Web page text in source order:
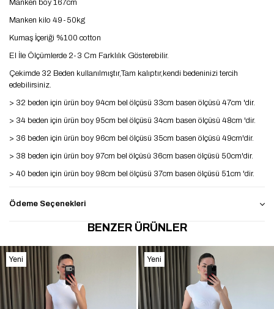
Manken boy 167cm
Manken kilo 49-50kg
Kumaş İçeriği %100 cotton
El İle Ölçümlerde 2-3 Cm Farklılık Gösterebilir.
Çekimde 32 Beden kullanılmıştır,Tam kalıptır,kendi bedeninizi tercih
edebilirsiniz.
> 32 beden için ürün boy 94cm bel ölçüsü 33cm basen ölçüsü 47cm 'dir.
> 34 beden için ürün boy 95cm bel ölçüsü 34cm basen ölçüsü 48cm 'dir.
> 36 beden için ürün boy 96cm bel ölçüsü 35cm basen ölçüsü 49cm'dir.
> 38 beden için ürün boy 97cm bel ölçüsü 36cm basen ölçüsü 50cm'dir.
> 40 beden için ürün boy 98cm bel ölçüsü 37cm basen ölçüsü 51cm 'dir.
Ödeme Seçenekleri
BENZER ÜRÜNLER
Yeni
Ürün
Yeni
Ürün